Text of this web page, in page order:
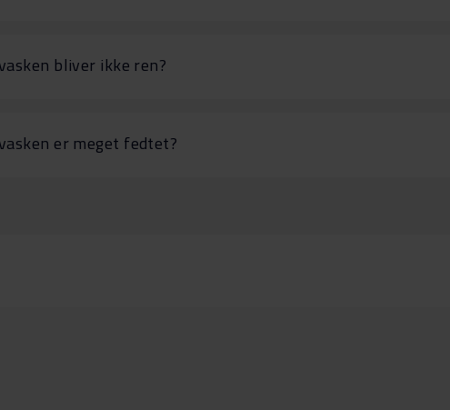
bliver ikke ren?
er meget fedtet?